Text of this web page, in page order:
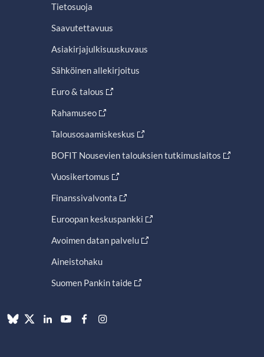
Tietosuoja
Saavutettavuus
Asiakirjajulkisuuskuvaus
Sähköinen allekirjoitus
Euro & talous
Rahamuseo
Talousosaamiskeskus
BOFIT Nousevien talouksien tutkimuslaitos
Vuosikertomus
Finanssivalvonta
Euroopan keskuspankki
Avoimen datan palvelu
Aineistohaku
Suomen Pankin taide